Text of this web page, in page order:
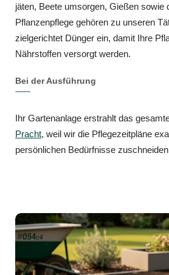
jäten, Beete umsorgen, Gießen sowie
Pflanzenpflege gehören zu unseren
zielgerichtet Dünger ein, damit Ihre
Nährstoffen versorgt werden.
Bei der Ausführung
Ihr Gartenanlage erstrahlt das
Pracht, weil wir die Pflegezeitpläne
persönlichen Bedürfnisse